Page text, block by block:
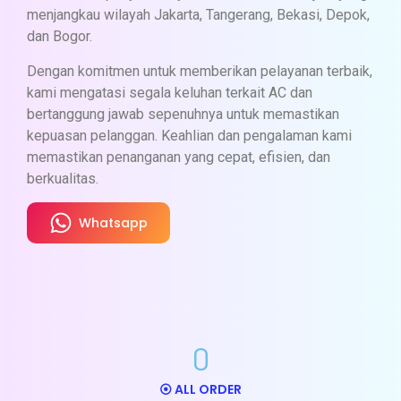
CUCI AC
UKURAN PK : 1,5 - 2 PK
HARGA : RP. 85.000
Bersihkan Indoor
Bersihkan Outdoor
Bersihkan Jalur Pembuangan Air
menjangkau wilayah Jakarta, Tangerang, Bekasi, Depok,
dan Bogor.
Dengan komitmen untuk memberikan pelayanan terbaik,
kami mengatasi segala keluhan terkait AC dan
bertanggung jawab sepenuhnya untuk memastikan
kepuasan pelanggan. Keahlian dan pengalaman kami
memastikan penanganan yang cepat, efisien, dan
berkualitas.
Whatsapp
0
⦿ ALL ORDER